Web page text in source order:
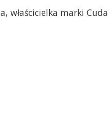
właścicielka marki Cuda